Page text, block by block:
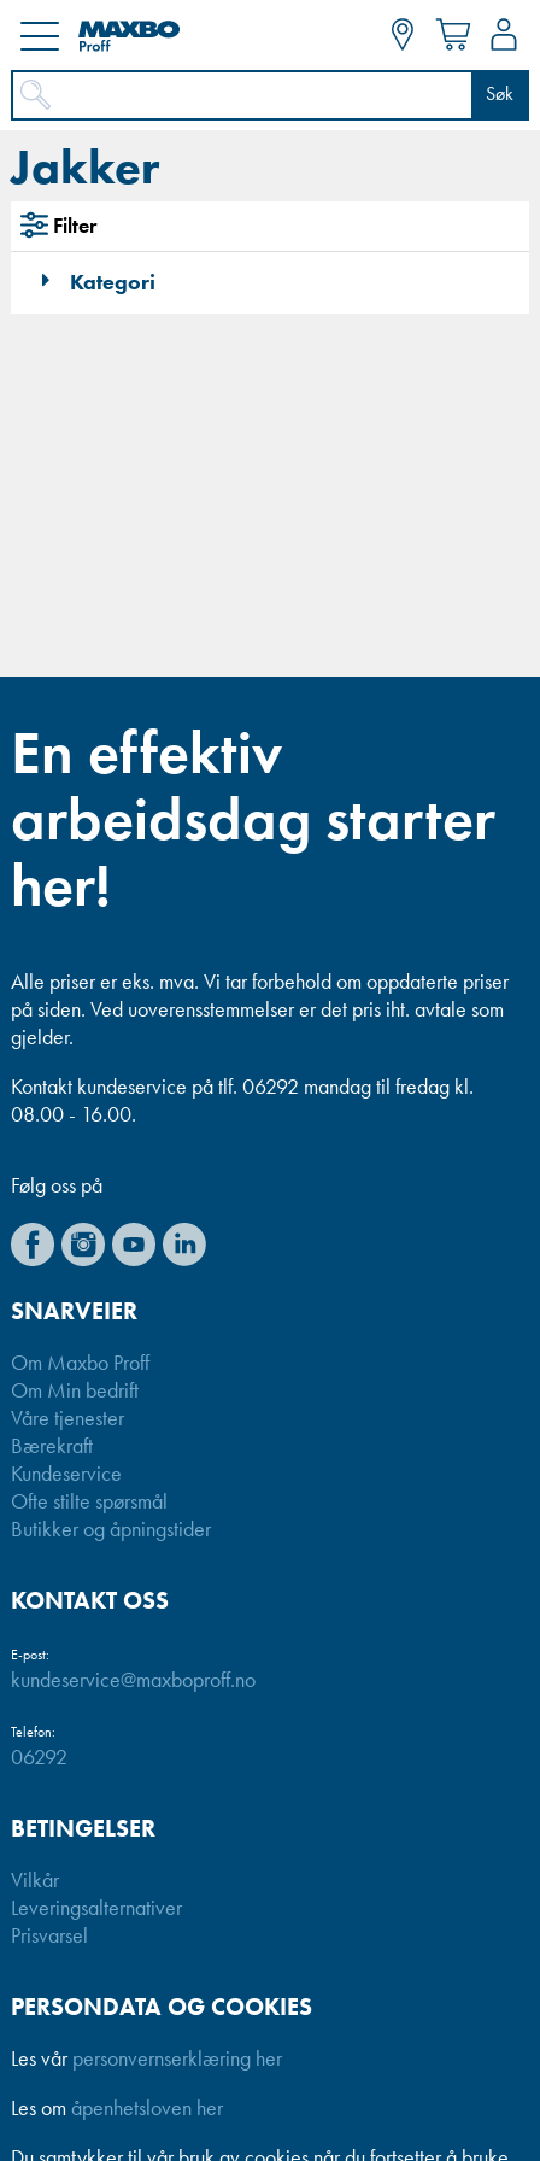
Søk
Jakker
Filter
Kategori
En effektiv
arbeidsdag starter
her!
Alle priser er eks. mva. Vi tar forbehold om oppdaterte priser
på siden. Ved uoverensstemmelser er det pris iht. avtale som
gjelder.
Kontakt kundeservice på tlf. 06292 mandag til fredag kl.
08.00 - 16.00.
Følg oss på
SNARVEIER
Om Maxbo Proff
Om Min bedrift
Våre tjenester
Bærekraft
Kundeservice
Ofte stilte spørsmål
Butikker og åpningstider
KONTAKT OSS
E-post:
kundeservice@maxboproff.no
Telefon:
06292
BETINGELSER
Vilkår
Leveringsalternativer
Prisvarsel
PERSONDATA OG COOKIES
Les vår personvernserklæring her
Les om åpenhetsloven her